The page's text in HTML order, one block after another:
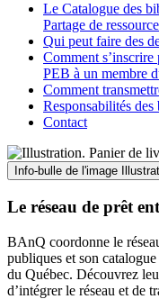
Le Catalogue des
Partage de
Qui peut faire des
Comment
PEB à un membre
Comment
Responsabilités
Contact
Info-bulle de l'image
Le réseau de prêt
BAnQ coordonne le
publiques et son
du Québec. Découvrez
d’intégrer le réseau et de